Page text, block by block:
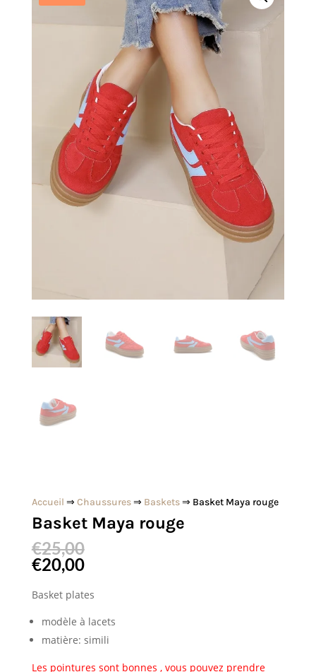
Accueil ⇒ Chaussures⇒ Baskets⇒ Basket Maya rouge
Basket Maya rouge
€25,00
€20,00
Basket plates
modèle à lacets
matière: simili
Les pointures sont bonnes , vous pouvez prendre